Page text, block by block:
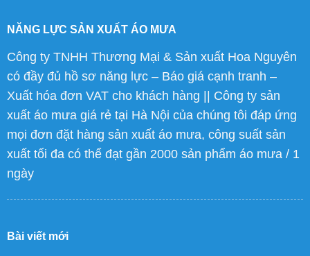
NĂNG LỰC SẢN XUẤT ÁO MƯA
Công ty TNHH Thương Mại & Sản xuất Hoa Nguyên
có đầy đủ hồ sơ năng lực – Báo giá cạnh tranh –
Xuất hóa đơn VAT cho khách hàng || Công ty sản
xuất áo mưa giá rẻ tại Hà Nội của chúng tôi đáp ứng
mọi đơn đặt hàng sản xuất áo mưa, công suất sản
xuất tối đa có thể đạt gần 2000 sản phẩm áo mưa / 1
ngày
Bài viết mới